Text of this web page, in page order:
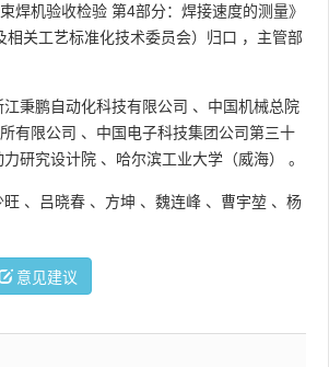
焊机验收检验 第4部分：焊接速度的测量》
相关工艺标准化技术委员会）归口 ，主管部
江秉鹏自动化科技有限公司 、 中国机械总院
有限公司 、 中国电子科技集团公司第三十
力研究设计院 、 哈尔滨工业大学（威海） 。
旺 、 吕晓春 、 方坤 、 魏连峰 、 曹宇堃 、 杨
意见建议